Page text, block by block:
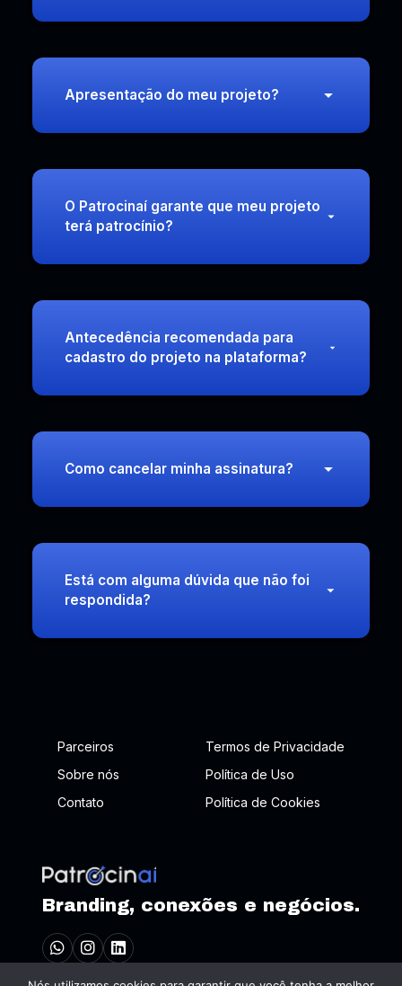
Apresentação do meu projeto?
O Patrocinaí garante que meu projeto
terá patrocínio?
Antecedência recomendada para
cadastro do projeto na plataforma?
Como cancelar minha assinatura?
Está com alguma dúvida que não foi
respondida?
Branding, conexões e negócios.
Parceiros
Termos de Privacidade
Sobre nós
Política de Uso
Contato
Política de Cookies